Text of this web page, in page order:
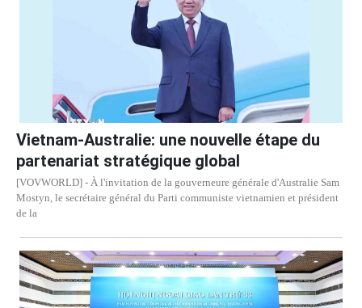
Vietnam-Australie: une nouvelle étape du
partenariat stratégique global
[VOVWORLD] - À l'invitation de la gouverneure générale d'Australie Sam
Mostyn, le secrétaire général du Parti communiste vietnamien et président
de la